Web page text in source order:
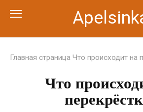
Главная страница Что происходит на
Что